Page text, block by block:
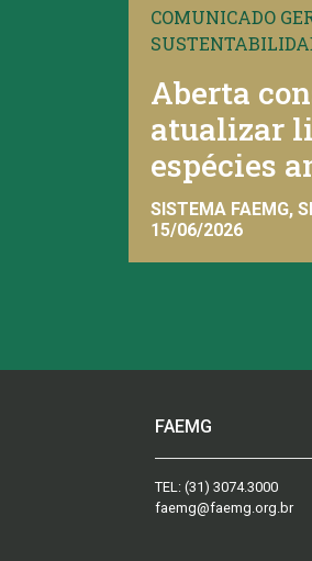
COMUNICADO
Aberta
atualizar
espécies
SISTEMA FAEMG,
INAES, FAEMG
15/06/2026
FAEMG
TEL: (31) 3074.3000
faemg@faemg.org.br